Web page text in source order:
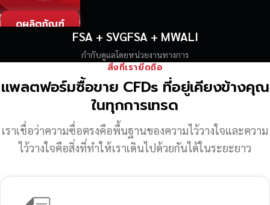
ดูผลิตภัณฑ์
FSA + SVGFSA + MWALI
กำกับดูแลโดยหน่วยงานทางการ
สิ่งที่เรายึดถือ
แพลตฟอร์มซื้อขาย CFDs ที่อยู่เคียงข้างคุณ
ในทุกการเทรด
เราเชื่อว่าความซื่อตรงคือพื้นฐานของความไว้วางใจและความ
ไว้วางใจคือสิ่งที่ทำให้เราเดินไปด้วยกันได้ในระยะยาว